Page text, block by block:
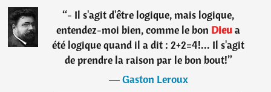
“- Il s'agit d'être logique, mais logique,
entendez-moi bien, comme le bon Dieua
été logique quand il a dit : 2+2=4!... Il s'agit
de prendre la raison par le bon bout!”
―Gaston Leroux